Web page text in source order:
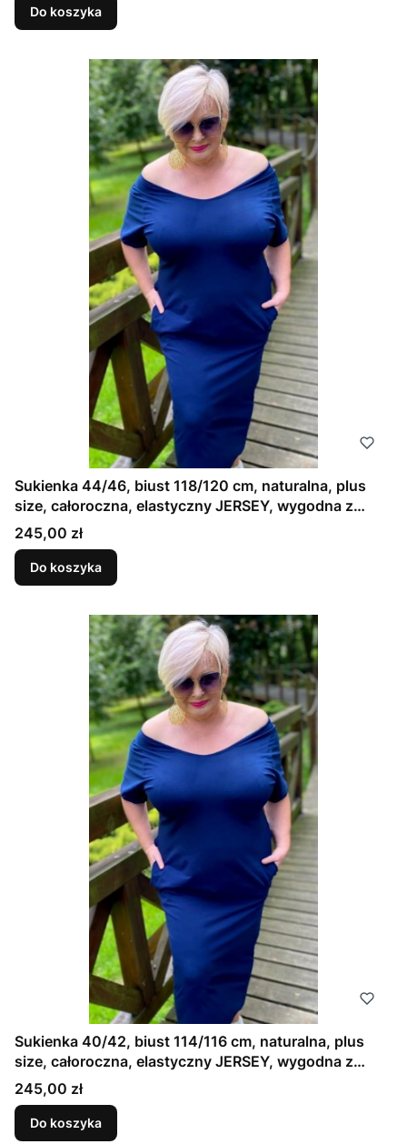
Do koszyka
Sukienka 44/46, biust 118/120 cm, naturalna, plus
size, całoroczna, elastyczny JERSEY, wygodna z
kieszeniami, wielosezonowa, GŁADKA, GRANATOWA,
ATRAMENTOWA
Cena
245,00 zł
Do koszyka
Sukienka 40/42, biust 114/116 cm, naturalna, plus
size, całoroczna, elastyczny JERSEY, wygodna z
kieszeniami, wielosezonowa, GŁADKA, GRANATOWA,
ATRAMENTOWA
Cena
245,00 zł
Do koszyka